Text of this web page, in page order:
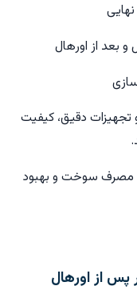
بعد از اورهال
تجهیزات دقیق، کیفیت
مصرف سوخت و بهبود
پس از اورهال